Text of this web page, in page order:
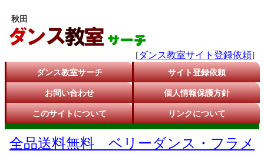
秋田
[ダンス教室サイト登録依頼]
ダンス教室サーチ サイト登録依頼
お問い合わせ 個人情報保護方針
このサイトについて リンクについて
全品送料無料 ベリーダンス・フラメ